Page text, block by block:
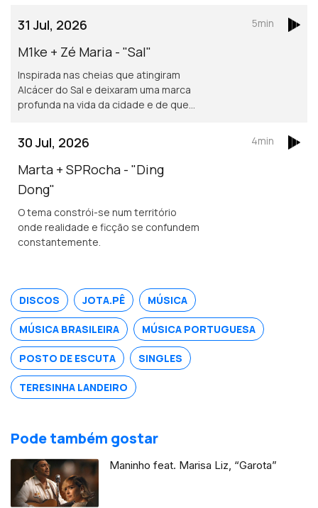
31 Jul, 2026
M1ke + Zé Maria - "Sal"
Inspirada nas cheias que atingiram
Alcácer do Sal e deixaram uma marca
profunda na vida da cidade e de quem
5min
30 Jul, 2026
Marta + SPRocha - "Ding
Dong"
O tema constrói-se num território
onde realidade e ficção se confundem
constantemente.
4min
DISCOS JOTA.PÊ MÚSICA
MÚSICA BRASILEIRA MÚSICA PORTUGUESA
POSTO DE ESCUTA SINGLES
TERESINHA LANDEIRO
Pode também gostar
Maninho feat. Marisa Liz, “Garota”